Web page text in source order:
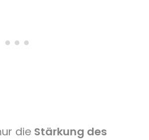
die Stärkung des